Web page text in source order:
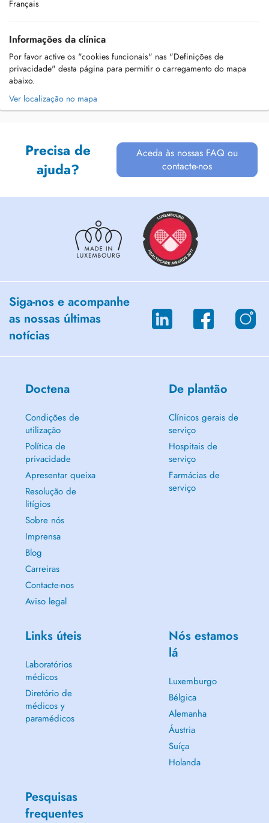
Français
Informações da clínica
Por favor active os "cookies funcionais" nas "Definições de
privacidade" desta página para permitir o carregamento do mapa
abaixo.
Ver localização no mapa
Precisa de
ajuda?
Aceda às nossas FAQ ou
contacte-nos
Siga-nos e acompanhe
as nossas últimas
notícias
Doctena
Condições de
utilização
Política de
privacidade
Apresentar queixa
Resolução de
litígios
Sobre nós
Imprensa
Blog
Carreiras
Contacte-nos
Aviso legal
De plantão
Clínicos gerais de
serviço
Hospitais de
serviço
Farmácias de
serviço
Links úteis
Laboratórios
médicos
Diretório de
médicos y
paramédicos
Nós estamos
lá
Luxemburgo
Bélgica
Alemanha
Áustria
Suíça
Holanda
Pesquisas
frequentes